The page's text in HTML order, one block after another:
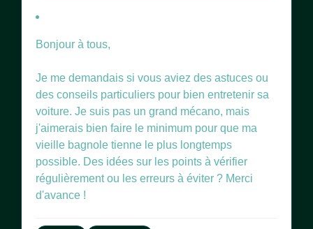
Bonjour à tous,
Je me demandais si vous aviez des astuces ou
des conseils particuliers pour bien entretenir sa
voiture. Je suis pas un grand mécano, mais
j'aimerais bien faire le minimum pour que ma
vieille bagnole tienne le plus longtemps
possible. Des idées sur les points à vérifier
régulièrement ou les erreurs à éviter ? Merci
d'avance !